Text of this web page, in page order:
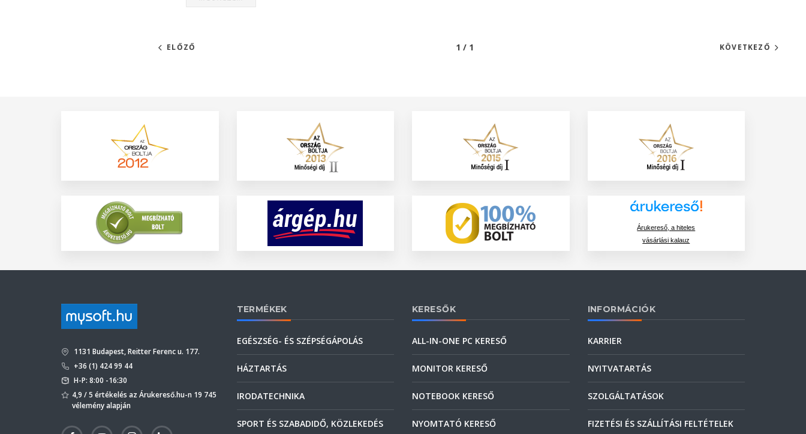
ELŐZŐ 1 / 1 KÖVETKEZŐ
Árukereső, a hiteles
vásárlási kalauz
1131 Budapest, Reitter Ferenc u. 177.
+36 (1) 424 99 44
H-P: 8:00 -16:30
4,9 / 5 értékelés az Árukereső.hu-n 19 745
vélemény alapján
TERMÉKEK
EGÉSZSÉG- ÉS SZÉPSÉGÁPOLÁS
HÁZTARTÁS
IRODATECHNIKA
SPORT ÉS SZABADIDŐ, KÖZLEKEDÉS
KERESŐK
ALL-IN-ONE PC KERESŐ
MONITOR KERESŐ
NOTEBOOK KERESŐ
NYOMTATÓ KERESŐ
INFORMÁCIÓK
KARRIER
NYITVATARTÁS
SZOLGÁLTATÁSOK
FIZETÉSI ÉS SZÁLLÍTÁSI FELTÉTELEK